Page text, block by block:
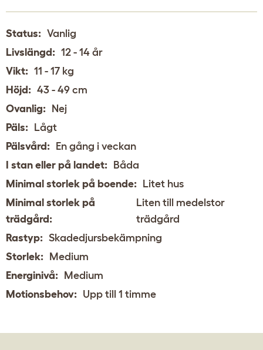
Status: Vanlig
Livslängd: 12 - 14 år
Vikt: 11 - 17 kg
Höjd: 43 - 49 cm
Ovanlig: Nej
Päls: Lågt
Pälsvård: En gång i veckan
I stan eller på landet: Båda
Minimal storlek på boende: Litet hus
Minimal storlek på
trädgård:
Liten till medelstor
trädgård
Rastyp: Skadedjursbekämpning
Storlek: Medium
Energinivå: Medium
Motionsbehov: Upp till 1 timme